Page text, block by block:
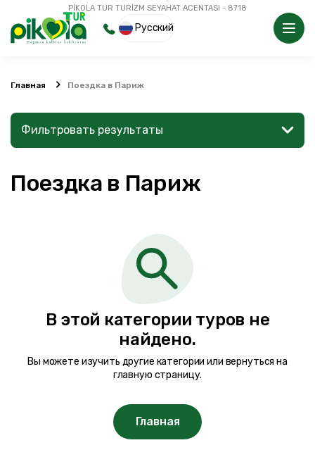
PİKOLA TUR TURİZM SEYAHAT ACENTASI - 8718
Русский
Главная Поездка в Париж
Фильтровать результаты
Найдите место или мероприятие
Поиск
Ценовой диапазон
200000 TRY +
Длительность тура
Поездка в Париж
В этой категории туров не
найдено.
Вы можете изучить другие категории или вернуться на
главную страницу.
Главная